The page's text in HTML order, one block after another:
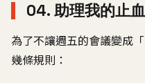
04. 助理我的止
為了不讓週五的會議變成
幾條規則：